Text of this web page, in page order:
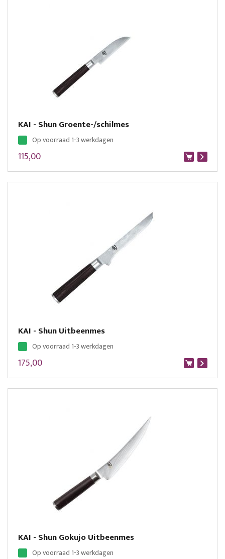
KAI - Shun Groente-/schilmes
Op voorraad 1-3 werkdagen
115,00
KAI - Shun Uitbeenmes
Op voorraad 1-3 werkdagen
175,00
KAI - Shun Gokujo Uitbeenmes
Op voorraad 1-3 werkdagen